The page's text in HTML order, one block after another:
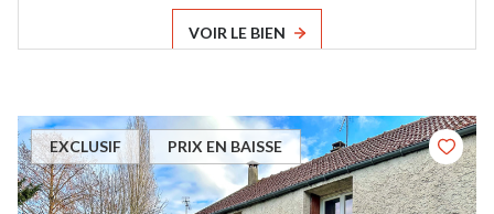
VOIR LE BIEN
EXCLUSIF PRIX EN BAISSE